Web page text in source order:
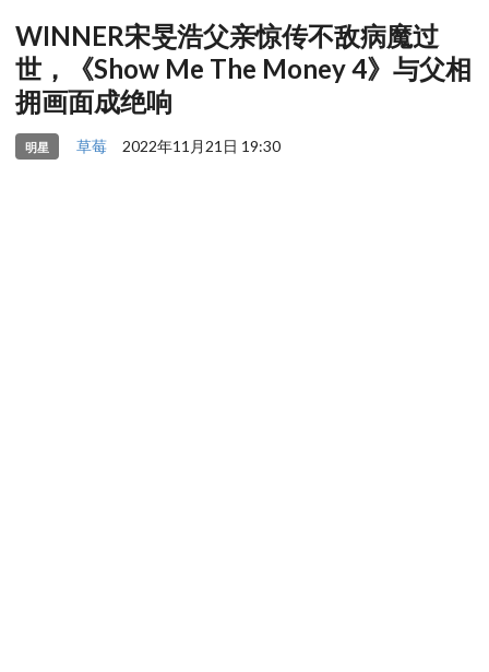
WINNER宋旻浩父亲惊传不敌病魔过
世，《Show Me The Money 4》与父相
拥画面成绝响
明星 草莓 2022年11月21日 19:30